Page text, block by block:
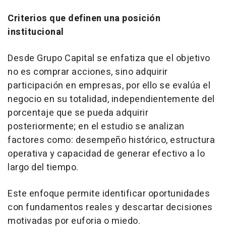
Criterios que definen una posición
institucional
Desde Grupo Capital se enfatiza que el objetivo
no es comprar acciones, sino adquirir
participación en empresas, por ello se evalúa el
negocio en su totalidad, independientemente del
porcentaje que se pueda adquirir
posteriormente; en el estudio se analizan
factores como: desempeño histórico, estructura
operativa y capacidad de generar efectivo a lo
largo del tiempo.
Este enfoque permite identificar oportunidades
con fundamentos reales y descartar decisiones
motivadas por euforia o miedo.